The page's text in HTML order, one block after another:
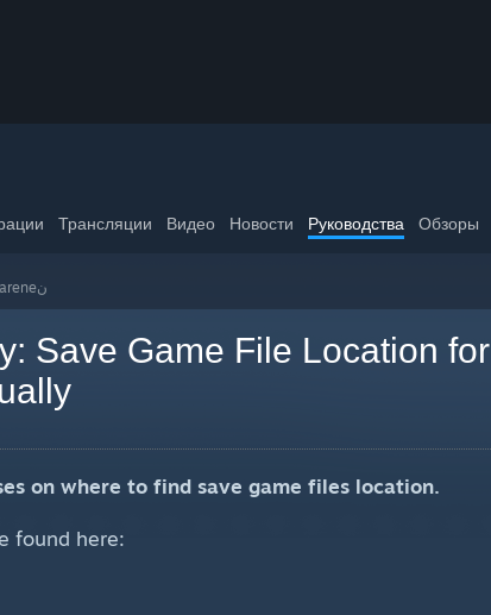
Трансляции Видео Новости Руководства Обзоры
Руководства Ɲazareneن
Save Game File Location for
on where to find save game files location.
found here: